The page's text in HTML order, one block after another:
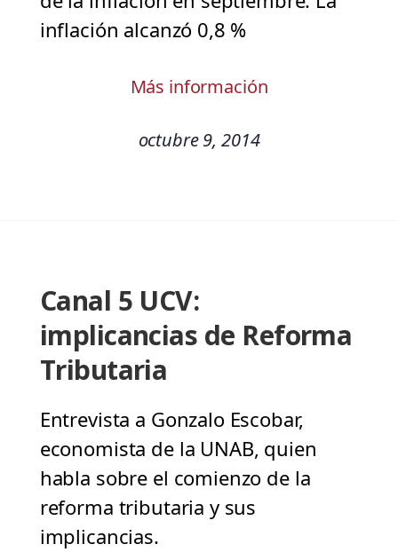
inflación alcanzó 0,8 %
Más información
octubre 9, 2014
Canal 5 UCV:
implicancias de Reforma
Tributaria
Entrevista a Gonzalo Escobar,
economista de la UNAB, quien
habla sobre el comienzo de la
reforma tributaria y sus
implicancias.